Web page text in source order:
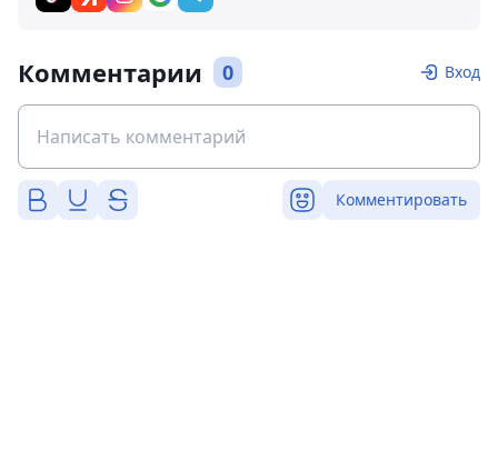
Комментарии 0 Вход
Комментировать